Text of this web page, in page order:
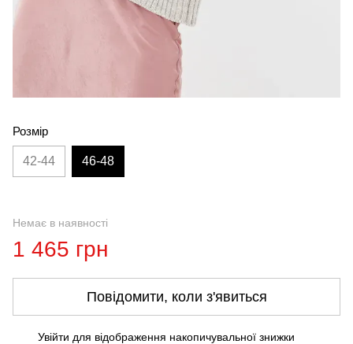
Розмір
42-44 46-48
Немає в наявності
1 465 грн
Повідомити, коли з'явиться
Увійти для відображення накопичувальної знижки